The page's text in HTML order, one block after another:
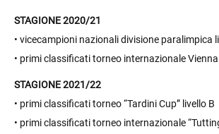
STAGIONE 2020/21
• vicecampioni nazionali divisione paralimpica
• primi classificati torneo internazionale
STAGIONE 2021/22
• primi classificati torneo “Tardini Cup” livello B
• primi classificati torneo internazionale